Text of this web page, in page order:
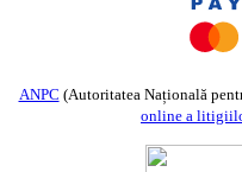
ANPC (Autoritatea Națională
online a